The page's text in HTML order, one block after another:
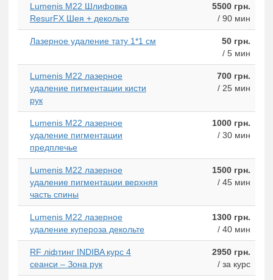
Lumenis M22 Шлифовка
ResurFX Шея + декольте
5500 грн.
/ 90 мин
Лазерное удаление тату 1*1 см
50 грн.
/ 5 мин
Lumenis M22 лазерное
удаление пигментации кисти
рук
700 грн.
/ 25 мин
Lumenis M22 лазерное
удаление пигментации
предплечье
1000 грн.
/ 30 мин
Lumenis M22 лазерное
удаление пигментации верхняя
часть спины
1500 грн.
/ 45 мин
Lumenis M22 лазерное
удаление купероза декольте
1300 грн.
/ 40 мин
RF ліфтинг INDIBA курс 4
сеанси – Зона рук
2950 грн.
/ за курс